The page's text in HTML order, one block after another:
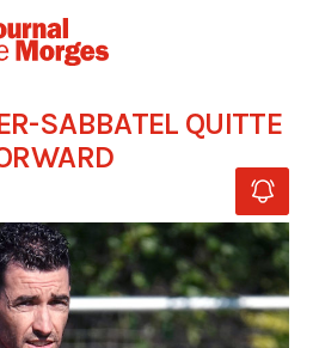
SABBATEL QUITTE